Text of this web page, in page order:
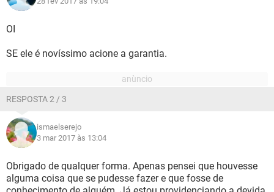
OI
SE ele é novíssimo acione a garantia.
RESPOSTA 2 / 3
ismaelserejo
3 mar 2017 às 13:04
Obrigado de qualquer forma. Apenas pensei que houvesse
alguma coisa que se pudesse fazer e que fosse de